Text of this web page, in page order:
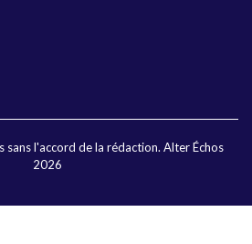
l'accord de la rédaction. Alter Échos
2026